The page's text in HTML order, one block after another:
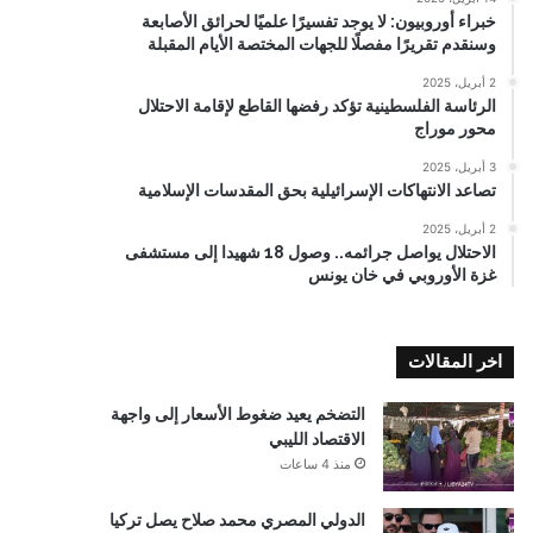
خبراء أوروبيون: لا يوجد تفسيرًا علميًا لحرائق الأصابعة
وسنقدم تقريرًا مفصلًا للجهات المختصة الأيام المقبلة
2 أبريل، 2025
الرئاسة الفلسطينية تؤكد رفضها القاطع لإقامة الاحتلال
محور موراج
3 أبريل، 2025
تصاعد الانتهاكات الإسرائيلية بحق المقدسات الإسلامية
2 أبريل، 2025
الاحتلال يواصل جرائمه.. وصول 18 شهيدا إلى مستشفى
غزة الأوروبي في خان يونس
اخر المقالات
التضخم يعيد ضغوط الأسعار إلى واجهة
الاقتصاد الليبي
منذ 4 ساعات
الدولي المصري محمد صلاح يصل تركيا